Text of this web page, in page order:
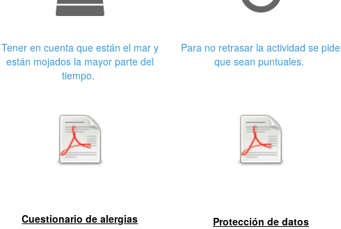
Tener en cuenta que están el mar y
están mojados la mayor parte del
tiempo.
Para no retrasar la actividad se pide
que sean puntuales.
Cuestionario de alergias
Protección de datos